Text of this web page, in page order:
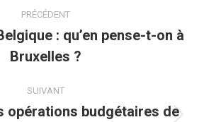
PRÉCÉDENT
Article
précédent
: qu’en pense-t-on à
Bruxelles ?
SUIVANT
opérations budgétaires de